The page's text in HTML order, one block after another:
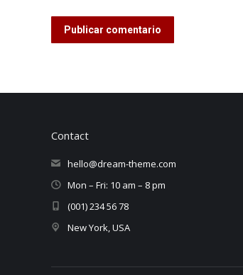
Publicar comentario
Contact
hello@dream-theme.com
Mon – Fri: 10 am – 8 pm
(001) 234 56 78
New York, USA